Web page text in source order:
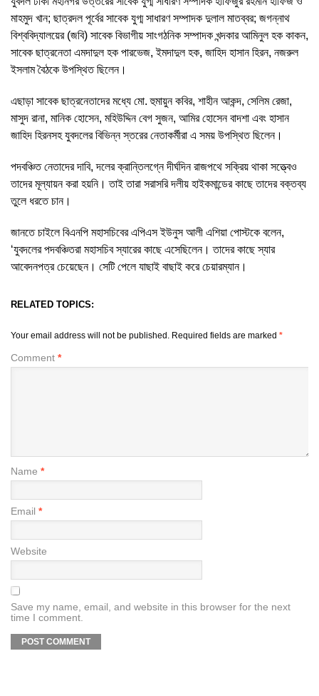
মাহমুদ খান; ছাত্রদল পূর্বের সাবেক যুগ্ম সাধারণ সম্পাদক দুলাল মাতব্বর; জগন্নাথ
বিশ্ববিদ্যালয়ের (জবি) সাবেক বিভাগীয় সাংগঠনিক সম্পাদক খন্দকার আমিনুল হক কাকন,
সাবেক ছাত্রনেতা এমদাদুল হক পারভেজ, ইমদাদুল হক, জাহিদ হাসান হিরন, নজরুল
ইসলাম বৈঠকে উপস্থিত ছিলেন।
এছাড়া সাবেক ছাত্রনেতাদের মধ্যে মো. হুমায়ুন কবির, শাহীন আকন্দ, সেলিম রেজা,
মাসুদ রানা, মানিক হোসেন, মহিউদ্দিন বেগ সুজন, আমির হোসেন বাদশা এবং হাসান
জাহিদ হিরনসহ যুবদলের বিভিন্ন স্তরের নেতাকর্মীরা এ সময় উপস্থিত ছিলেন।
পদবঞ্চিত নেতাদের দাবি, দলের ক্রান্তিলগ্নে দীর্ঘদিন রাজপথে সক্রিয় থাকা সত্ত্বেও
তাদের মূল্যায়ন করা হয়নি। তাই তারা সরাসরি দলীয় হাইকমান্ডের কাছে তাদের বক্তব্য
তুলে ধরতে চান।
জানতে চাইলে বিএনপি মহাসচিবের এপিএস ইউনুস আলী এশিয়া পোস্টকে বলেন,
‘যুবদলের পদবঞ্চিতরা মহাসচিব স্যারের কাছে এসেছিলেন। তাদের কাছে স্যার
আবেদনপত্র চেয়েছেন। সেটি পেলে যাছাই বাছাই করে চেয়ারম্যান।
RELATED TOPICS:
Your email address will not be published. Required fields are marked *
Comment *
Name *
Email *
Website
Save my name, email, and website in this browser for the next
time I comment.